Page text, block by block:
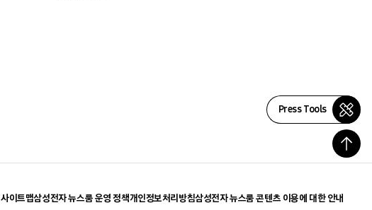
Press Tools
사이트맵삼성전자 뉴스룸 운영 정책개인정보처리방침삼성전자 뉴스룸 콘텐츠 이용에 대한 안내